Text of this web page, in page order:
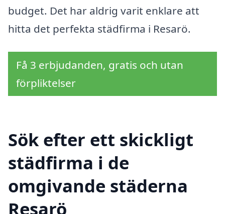
budget. Det har aldrig varit enklare att
hitta det perfekta städfirma i Resarö.
Få 3 erbjudanden, gratis och utan
förpliktelser
Sök efter ett skickligt
städfirma i de
omgivande städerna
Resarö